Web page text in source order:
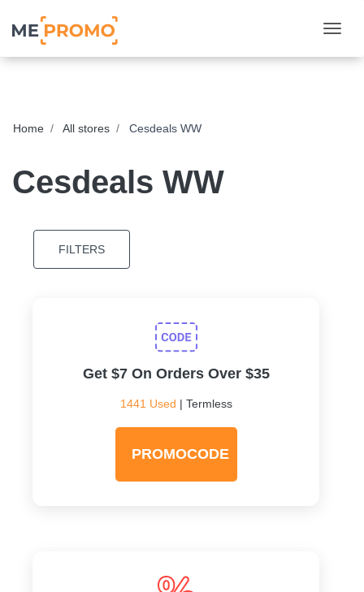
Home All stores Cesdeals WW
Cesdeals WW
FILTERS
Get $7 On Orders Over $35
1441 Used | Termless
PROMOCODE